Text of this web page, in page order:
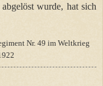
wurde, hat sich
Nr. 49 im Weltkrieg